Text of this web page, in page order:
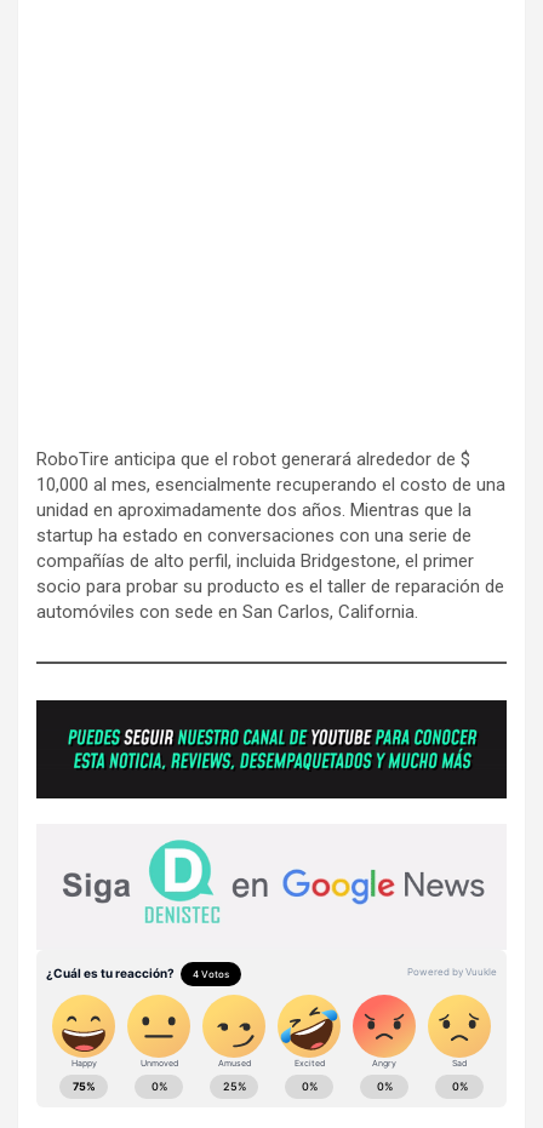
RoboTire anticipa que el robot generará alrededor de $
10,000 al mes, esencialmente recuperando el costo de una
unidad en aproximadamente dos años. Mientras que la
startup ha estado en conversaciones con una serie de
compañías de alto perfil, incluida Bridgestone, el primer
socio para probar su producto es el taller de reparación de
automóviles con sede en San Carlos, California.